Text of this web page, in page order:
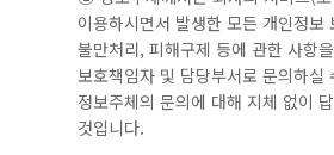
이용하시면서 발생한 모든 개인정보
불만처리, 피해구제 등에 관한 사항
보호책임자 및 담당부서로 문의하실
정보주체의 문의에 대해 지체 없이
것입니다.